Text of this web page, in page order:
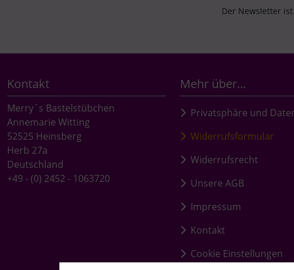
Der Newsletter
Kontakt
Merry`s Bastelstübchen
Annemarie Witting
52525 Heinsberg
Herb 27a
Deutschland
+49 - (0) 2452 - 1063720
Mehr über...
Privatsphäre und
Widerrufsformular
Widerrufsrecht
Unsere AGB
Impressum
Kontakt
Cookie Einstellungen